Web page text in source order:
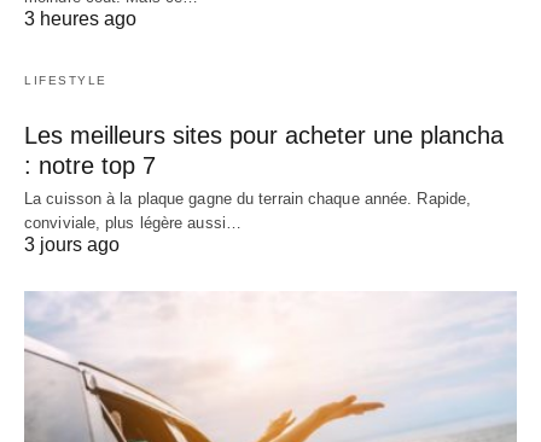
3 heures ago
LIFESTYLE
Les meilleurs sites pour acheter une plancha
: notre top 7
La cuisson à la plaque gagne du terrain chaque année. Rapide,
conviviale, plus légère aussi…
3 jours ago